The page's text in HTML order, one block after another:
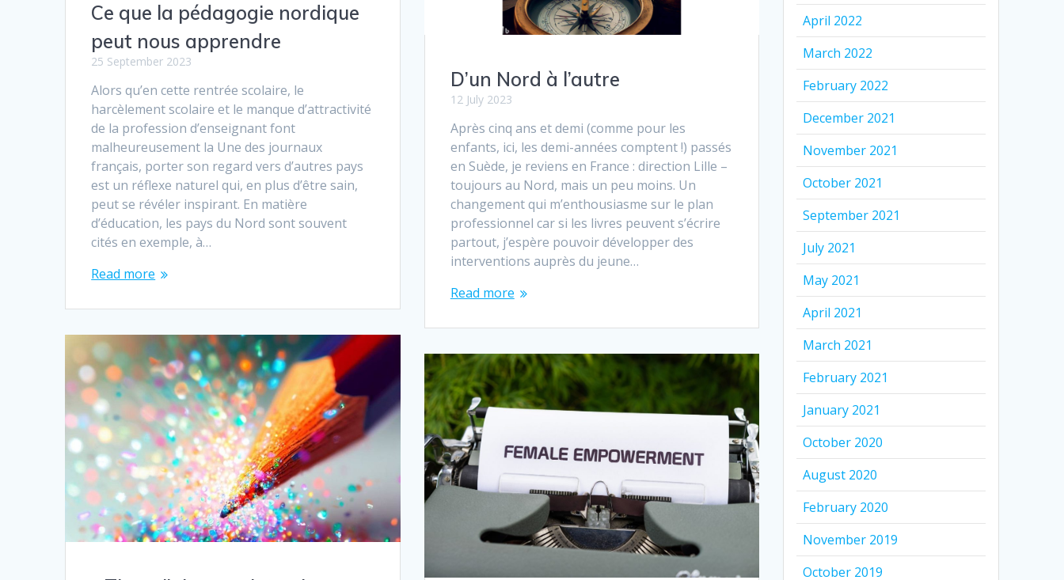
Ce que la pédagogie nordique
peut nous apprendre
25 September 2023
Alors qu’en cette rentrée scolaire, le
harcèlement scolaire et le manque d’attractivité
de la profession d’enseignant font
malheureusement la Une des journaux
français, porter son regard vers d’autres pays
est un réflexe naturel qui, en plus d’être sain,
peut se révéler inspirant. En matière
d’éducation, les pays du Nord sont souvent
cités en exemple, à…
Read more
D’un Nord à l’autre
12 July 2023
Après cinq ans et demi (comme pour les
enfants, ici, les demi-années comptent !) passés
en Suède, je reviens en France : direction Lille –
toujours au Nord, mais un peu moins. Un
changement qui m’enthousiasme sur le plan
professionnel car si les livres peuvent s’écrire
partout, j’espère pouvoir développer des
interventions auprès du jeune…
Read more
April 2022
March 2022
February 2022
December 2021
November 2021
October 2021
September 2021
July 2021
May 2021
April 2021
March 2021
February 2021
January 2021
October 2020
August 2020
February 2020
November 2019
October 2019